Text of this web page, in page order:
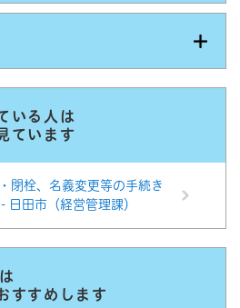
いる人は
ています
閉栓、名義変更等の手続き
日田市（経営管理課）
すすめします